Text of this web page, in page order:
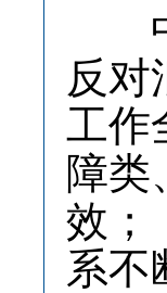
中
反对
工作
障类
效；
系